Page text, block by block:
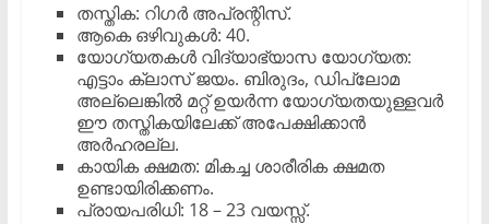
​തസ്തിക: റിഗർ അപ്രന്റിസ്.
​ആകെ ഒഴിവുകൾ: 40.
​യോഗ്യതകൾ ​വിദ്യാഭ്യാസ യോഗ്യത:
എട്ടാം ക്ലാസ് ജയം. ബിരുദം, ഡിപ്ലോമ
അല്ലെങ്കിൽ മറ്റ് ഉയർന്ന യോഗ്യതയുള്ളവർ
ഈ തസ്തികയിലേക്ക് അപേക്ഷിക്കാൻ
അർഹരല്ല.
​കായിക ക്ഷമത: മികച്ച ശാരീരിക ക്ഷമത
ഉണ്ടായിരിക്കണം.
​പ്രായപരിധി: 18 – 23 വയസ്സ്.